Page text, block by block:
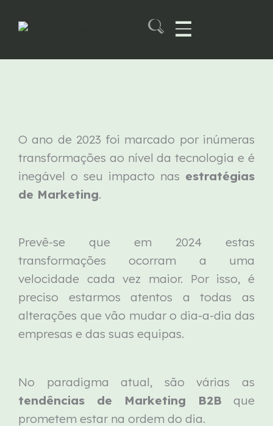
O ano de 2023 foi marcado por inúmeras
transformações ao nível da tecnologia e é
inegável o seu impacto nas estratégias
de Marketing.
Prevê-se que em 2024 estas
transformações ocorram a uma
velocidade cada vez maior. Por isso, é
preciso estarmos atentos a todas as
alterações que vão mudar o dia-a-dia das
empresas e das suas equipas.
No paradigma atual, são várias as
tendências de Marketing B2B que
prometem estar na ordem do dia.